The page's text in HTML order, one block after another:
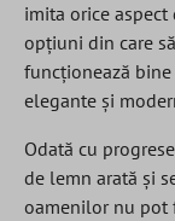
imita orice
opțiuni din care
funcționează
elegante și
Odată cu
de lemn arată și
oamenilor nu pot